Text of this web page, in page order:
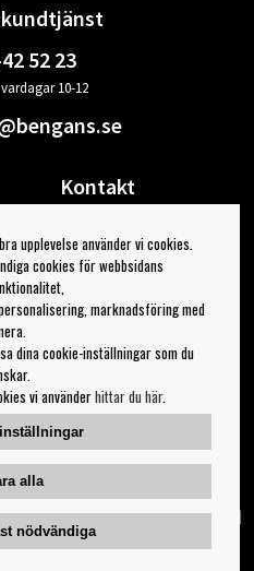
kundtjänst
52 23
10-12
Kontakt
Din sida
Logga ut
från Bengans
för nyhetsbrev
upplevelse använder vi cookies.
cookies för webbsidans
marknadsföring med
dina cookie-inställningar som du
vi använderhittar du här.
alla
nödvändiga